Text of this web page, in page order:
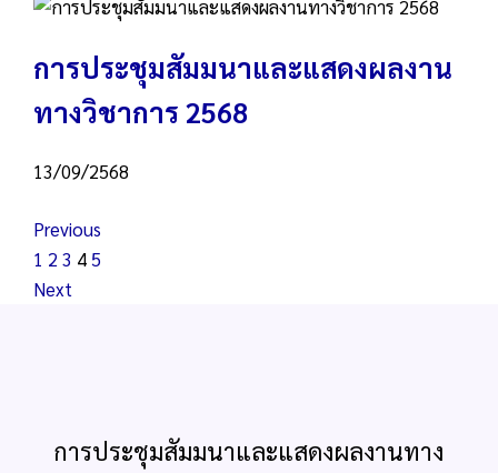
การประชุมสัมมนาและแสดงผลงาน
ทางวิชาการ 2568
13/09/2568
Previous
1 2 3 45
Next
การประชุมสัมมนาและแสดงผลงานทาง